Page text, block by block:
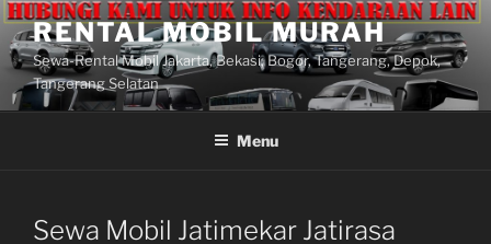
Lompat
ke
konten
RENTAL MOBIL MURAH
Sewa-Rental Mobil Jakarta, Bekasi, Bogor, Tangerang, Depok,
Tangerang Selatan
Menu
Sewa Mobil Jatimekar Jatirasa